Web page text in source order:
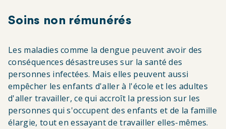
Soins non rémunérés
Les maladies comme la dengue peuvent avoir des
conséquences désastreuses sur la santé des
personnes infectées. Mais elles peuvent aussi
empêcher les enfants d'aller à l'école et les adultes
d'aller travailler, ce qui accroît la pression sur les
personnes qui s'occupent des enfants et de la famille
élargie, tout en essayant de travailler elles-mêmes.